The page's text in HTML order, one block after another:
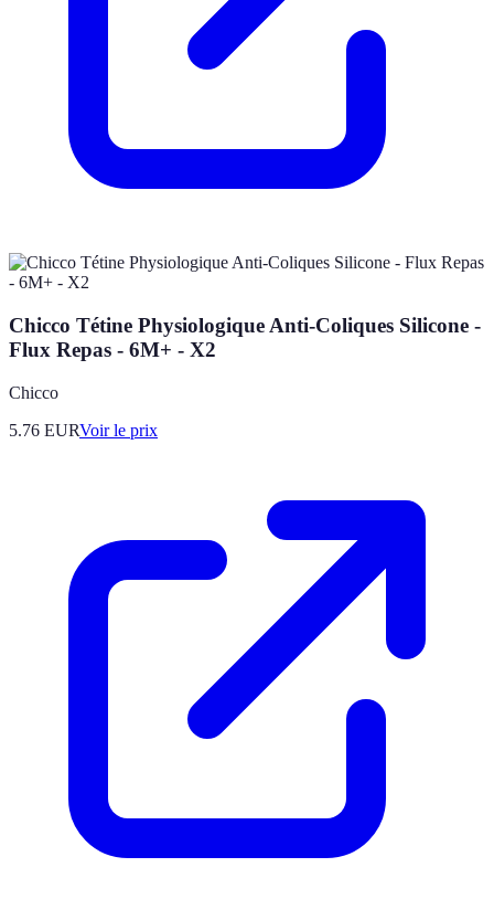
Chicco Tétine Physiologique Anti-Coliques Silicone -
Flux Repas - 6M+ - X2
Chicco
5.76 EURVoir le prix